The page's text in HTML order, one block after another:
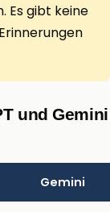
Es gibt keine
und Gemini
Gemini